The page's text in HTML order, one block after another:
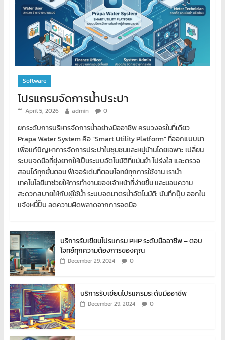
Software
โปรแกรมจัดการน้ำประปา
April 5, 2026 admin 0
ยกระดับการบริหารจัดการน้ำอย่างมืออาชีพ ครบวงจรในที่เดียว
Prapa Water System คือ “Smart Utility Platform” ที่ออกแบบมา
เพื่อแก้ปัญหาการจัดการประปาในชุมชนและหมู่บ้านโดยเฉพาะ เปลี่ยน
ระบบจดมือที่ยุ่งยากให้เป็นระบบอัตโนมัติที่แม่นยำ โปร่งใส และตรวจ
สอบได้ทุกขั้นตอน ฟีเจอร์เด่นที่ตอบโจทย์ทุกการใช้งาน เรานำ
เทคโนโลยีมาช่วยให้การทำงานของเจ้าหน้าที่ง่ายขึ้น และมอบความ
สะดวกสบายให้กับผู้ใช้น้ำ ระบบจดมาตรน้ำอัตโนมัติ: บันทึกปุ๊บ ออกใบ
แจ้งหนี้ปั๊บ ลดความผิดพลาดจากการจดมือ
บริการรับเขียนโปรแกรม PHP ระดับมืออาชีพ – ตอบ
โจทย์ทุกความต้องการของคุณ
December 29, 2024 0
บริการรับเขียนโปรแกรมระดับมืออาชีพ
December 29, 2024 0